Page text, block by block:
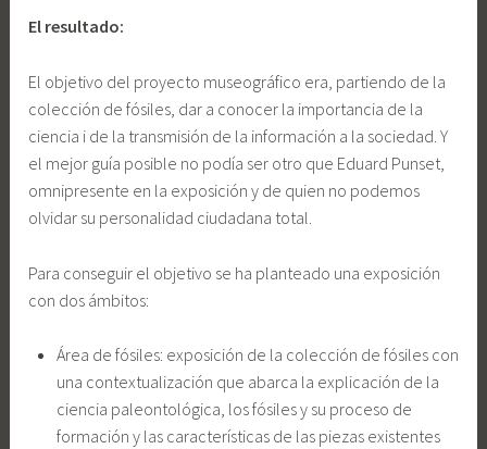
El resultado:
El objetivo del proyecto museográfico era, partiendo de la
colección de fósiles, dar a conocer la importancia de la
ciencia i de la transmisión de la información a la sociedad. Y
el mejor guía posible no podía ser otro que Eduard Punset,
omnipresente en la exposición y de quien no podemos
olvidar su personalidad ciudadana total.
Para conseguir el objetivo se ha planteado una exposición
con dos ámbitos:
Área de fósiles: exposición de la colección de fósiles con
una contextualización que abarca la explicación de la
ciencia paleontológica, los fósiles y su proceso de
formación y las características de las piezas existentes